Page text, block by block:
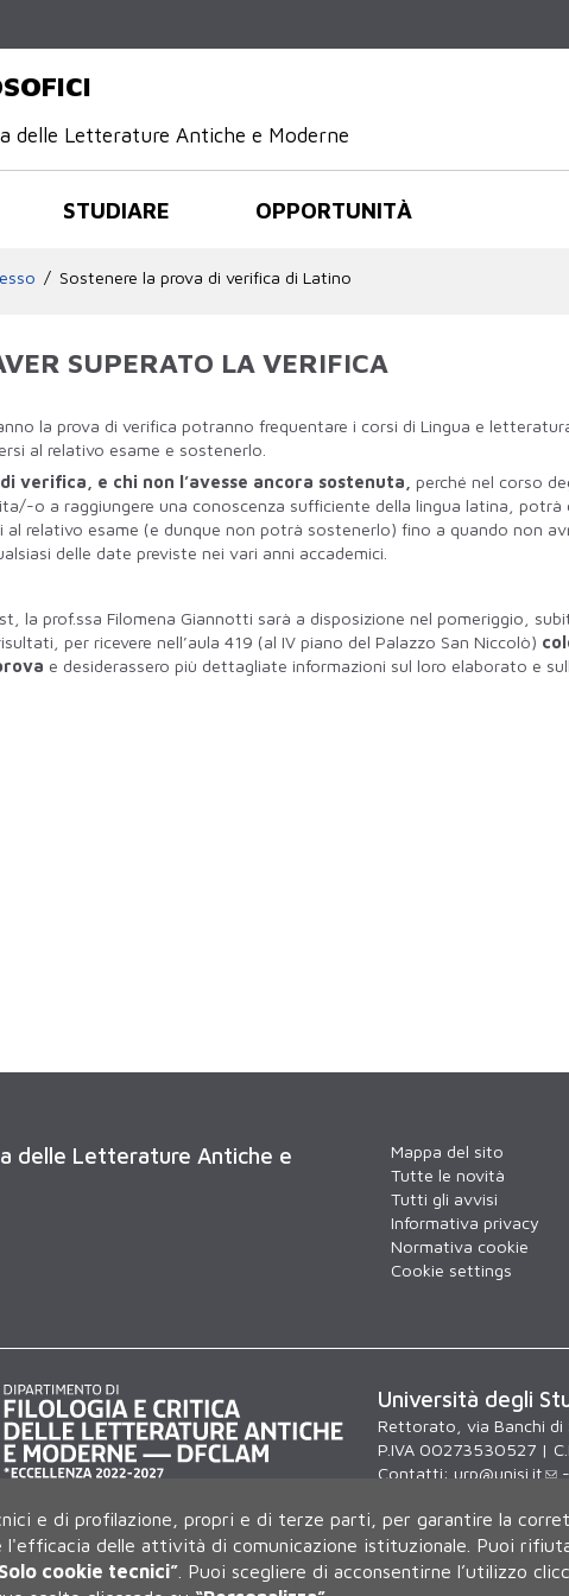
delle Letterature Antiche e Moderne
STUDIARE OPPORTUNITÀ
Sostenere la prova di verifica di Latino
SUPERATO LA VERIFICA
la prova di verifica potranno frequentare i corsi di Lingua e
al relativo esame e sostenerlo.
verifica, e chi non l’avesse ancora sostenuta,
perché nel corso
o a raggiungere una conoscenza sufficiente della lingua latina, potrà
relativo esame (e dunque non potrà sostenerlo) fino a quando non
delle date previste nei vari anni accademici.
la prof.ssa Filomena Giannotti sarà a disposizione nel pomeriggio,
per ricevere nell’aula 419 (al IV piano del Palazzo San Niccolò)
e desiderassero più dettagliate informazioni sul loro elaborato e
delle Letterature Antiche e
Mappa del sito
Tutte le novità
Tutti gli avvisi
Informativa privacy
Normativa cookie
Cookie settings
Università degli
Rettorato, via Banchi
P.IVA 00273530527 |
Contatti: urp@unisi.it
-
e di profilazione, propri e di terze parti, per garantire la
l'efficacia delle attività di comunicazione istituzionale. Puoi
cookie tecnici” Puoi scegliere di acconsentirne l’utilizzo